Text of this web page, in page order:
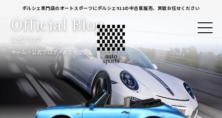
ポルシェ専門店のオートスポーツにポルシェ911の中古車販売、買取お任せください
公式ブログ
Official Blog
ホーム 公式ブログ あともう少し…